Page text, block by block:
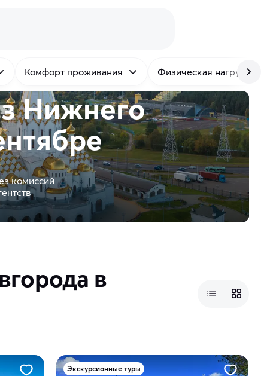
Комфорт проживания Физическая нагрузка
Нижнего
комиссий
в
Экскурсионные туры